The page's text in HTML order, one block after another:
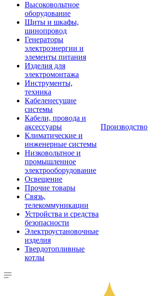
Высоковольтное
оборудование
Щиты и шкафы,
шинопровод
Генераторы
электроэнергии и
элементы питания
Изделия для
электромонтажа
Инструменты,
техника
Кабеленесущие
системы
Кабели, провода и
аксессуары
Климатические и
инженерные системы
Низковольтное и
промышленное
электрооборудование
Освещение
Прочие товары
Связь,
телекоммуникации
Устройства и средства
безопасности
Электроустановочные
изделия
Твердотопливные
котлы
Производство